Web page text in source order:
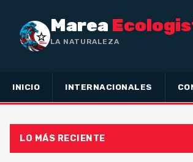
Marea
LA NATURALEZA NO HA HEC
INICIO INTERNACIONALES
LO MÁS RECIENTE